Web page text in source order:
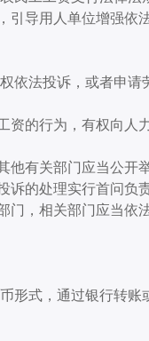
引导用人单位增强
依法投诉，或者申请
资的行为，有权向人
他有关部门应当公
诉的处理实行首问负
门，相关部门应当依
形式，通过银行转